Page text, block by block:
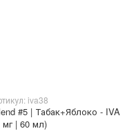
iva38
#5 | Табак+Яблоко - IVA
мг | 60 мл)